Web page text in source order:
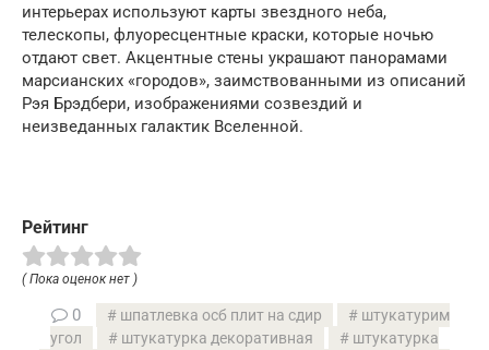
интерьерах используют карты звездного неба,
телескопы, флуоресцентные краски, которые ночью
отдают свет. Акцентные стены украшают панорамами
марсианских «городов», заимствованными из описаний
Рэя Брэдбери, изображениями созвездий и
неизведанных галактик Вселенной.
Рейтинг
( Пока оценок нет )
0 шпатлевка осб плит на сдир
штукатурим
угол
штукатурка декоративная
штукатурка